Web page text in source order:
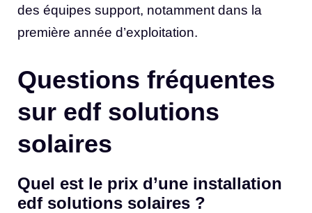
des équipes support, notamment dans la
première année d’exploitation.
Questions fréquentes
sur edf solutions
solaires
Quel est le prix d’une installation
edf solutions solaires ?